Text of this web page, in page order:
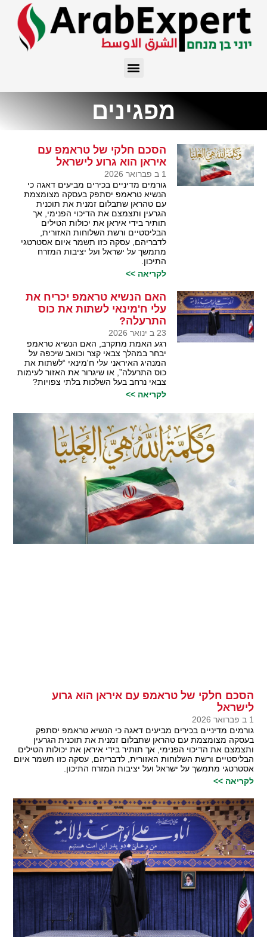
מפגינים
הסכם חלקי של טראמפ עם
איראן הוא גרוע לישראל
1 ב פברואר 2026
גורמים מדיניים בכירים מביעים דאגה כי
הנשיא טראמפ יסתפק בעסקה מצומצמת
עם טהראן שתבלום זמנית את תוכנית
הגרעין ותצמצם את הדיכוי הפנימי, אך
תותיר בידי איראן את יכולות הטילים
הבליסטיים ורשת השלוחות האזורית,
לדבריהם, עסקה כזו תשמר איום אסטרטגי
מתמשך על ישראל ועל יציבות המזרח
התיכון.
לקריאה >>
האם הנשיא טראמפ יכריח את
עלי ח'מינאי לשתות את כוס
התרעלה?
23 ב ינואר 2026
רגע האמת מתקרב, האם הנשיא טראמפ
יבחר במהלך צבאי קצר וכואב שיכפה על
המנהיג האיראני עלי ח'מינאי “לשתות את
כוס התרעלה”, או שיגרור את האזור לעימות
צבאי נרחב בעל השלכות בלתי צפויות?
לקריאה >>
הסכם חלקי של טראמפ עם איראן הוא גרוע
לישראל
1 ב פברואר 2026
גורמים מדיניים בכירים מביעים דאגה כי הנשיא טראמפ יסתפק
בעסקה מצומצמת עם טהראן שתבלום זמנית את תוכנית הגרעין
ותצמצם את הדיכוי הפנימי, אך תותיר בידי איראן את יכולות הטילים
הבליסטיים ורשת השלוחות האזורית, לדבריהם, עסקה כזו תשמר איום
אסטרטגי מתמשך על ישראל ועל יציבות המזרח התיכון.
לקריאה >>